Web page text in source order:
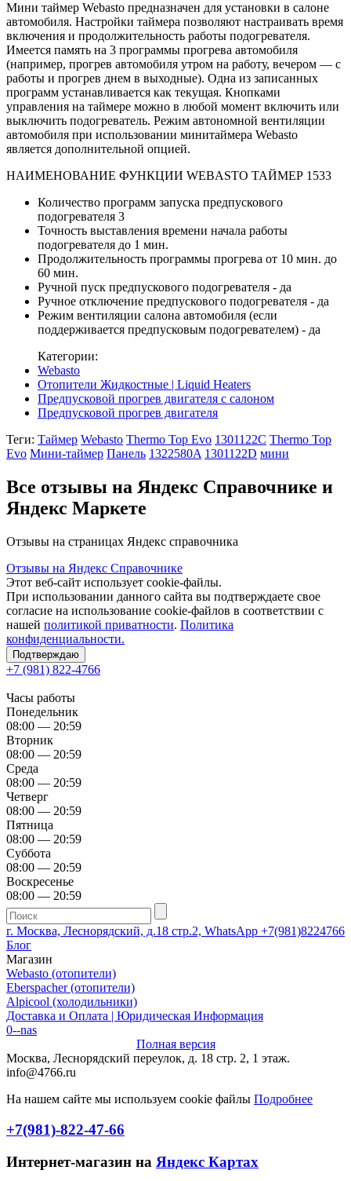
Мини таймер Webasto предназначен для установки в салоне
автомобиля. Настройки таймера позволяют настраивать время
включения и продолжительность работы подогревателя.
Имеется память на 3 программы прогрева автомобиля
(например, прогрев автомобиля утром на работу, вечером — с
работы и прогрев днем в выходные). Одна из записанных
программ устанавливается как текущая. Кнопками
управления на таймере можно в любой момент включить или
выключить подогреватель. Режим автономной вентиляции
автомобиля при использовании минитаймера Webasto
является дополнительной опцией.
НАИМЕНОВАНИЕ ФУНКЦИИ WEBASTO ТАЙМЕР 1533
Количество программ запуска предпускового
подогревателя 3
Точность выставления времени начала работы
подогревателя до 1 мин.
Продолжительность программы прогрева от 10 мин. до
60 мин.
Ручной пуск предпускового подогревателя - да
Ручное отключение предпускового подогревателя - да
Режим вентиляции салона автомобиля (если
поддерживается предпусковым подогревателем) - да
Категории:
Webasto
Отопители Жидкостные | Liquid Heaters
Предпусковой прогрев двигателя с салоном
Предпусковой прогрев двигателя
Теги: Таймер Webasto Thermo Top Evo 1301122C Thermo Top
Evo Мини-таймер Панель 1322580A 1301122D мини
Все отзывы на Яндекс Справочнике и
Яндекс Маркете
Отзывы на страницах Яндекс справочника
Отзывы на Яндекс Справочнике
Этот веб-сайт использует cookie-файлы.
При использовании данного сайта вы подтверждаете свое
согласие на использование cookie-файлов в соответствии с
нашей политикой приватности. Политика
конфиденциальности.
Подтверждаю
+7 (981) 822-4766
Часы работы
Понедельник
08:00 — 20:59
Вторник
08:00 — 20:59
Среда
08:00 — 20:59
Четверг
08:00 — 20:59
Пятница
08:00 — 20:59
Суббота
08:00 — 20:59
Воскресенье
08:00 — 20:59
г. Москва, Леснорядский, д.18 стр.2, WhatsApp +7(981)8224766
Блог
Магазин
Webasto (отопители)
Eberspacher (отопители)
Alpicool (холодильники)
Доставка и Оплата | Юридическая Информация
0--nas
Полная версия
Москва, Леснорядский переулок, д. 18 стр. 2, 1 этаж.
info@4766.ru
На нашем сайте мы используем cookie файлы Подробнее
+7(981)-822-47-66
Интернет-магазин на Яндекс Картах